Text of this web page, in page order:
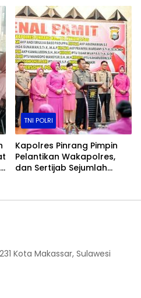
Masyarakat
TNI POLRI
Kapolres Pinrang Pimpin
Pelantikan Wakapolres,
dan Sertijab Sejumlah
Kota Makassar, Sulawesi